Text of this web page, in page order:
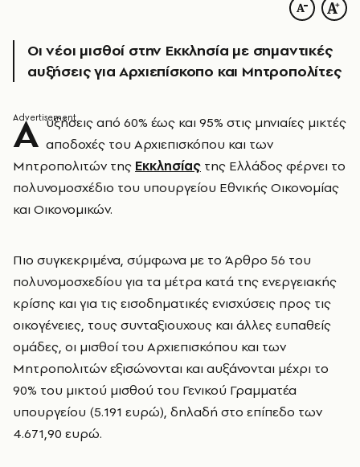
Οι νέοι μισθοί στην Εκκλησία με σημαντικές
αυξήσεις για Αρχιεπίσκοπο και Μητροπολίτες
Α υξήσεις από 60% έως και 95% στις μηνιαίες μικτές
αποδοχές του Αρχιεπισκόπου και των
Μητροπολιτών της Εκκλησίας της Ελλάδος φέρνει το
πολυνομοσχέδιο του υπουργείου Εθνικής Οικονομίας
και Οικονομικών.
Πιο συγκεκριμένα, σύμφωνα με το Άρθρο 56 του
πολυνομοσχεδίου για τα μέτρα κατά της ενεργειακής
κρίσης και για τις εισοδηματικές ενισχύσεις προς τις
οικογένειες, τους συνταξιουχους και άλλες ευπαθείς
ομάδες, οι μισθοί του Αρχιεπισκόπου και των
Μητροπολιτών εξισώνονται και αυξάνονται μέχρι το
90% του μικτού μισθού του Γενικού Γραμματέα
υπουργείου (5.191 ευρώ), δηλαδή στο επίπεδο των
4.671,90 ευρώ.